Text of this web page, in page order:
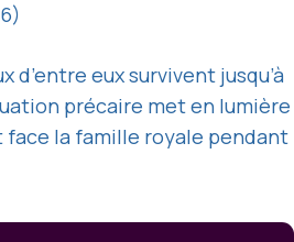
d’entre eux survivent jusqu’à
précaire met en lumière
face la famille royale pendant